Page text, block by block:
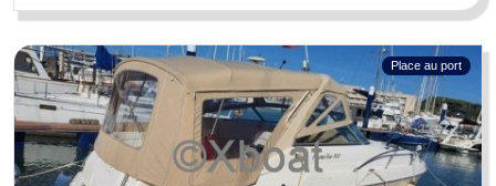
Place au port